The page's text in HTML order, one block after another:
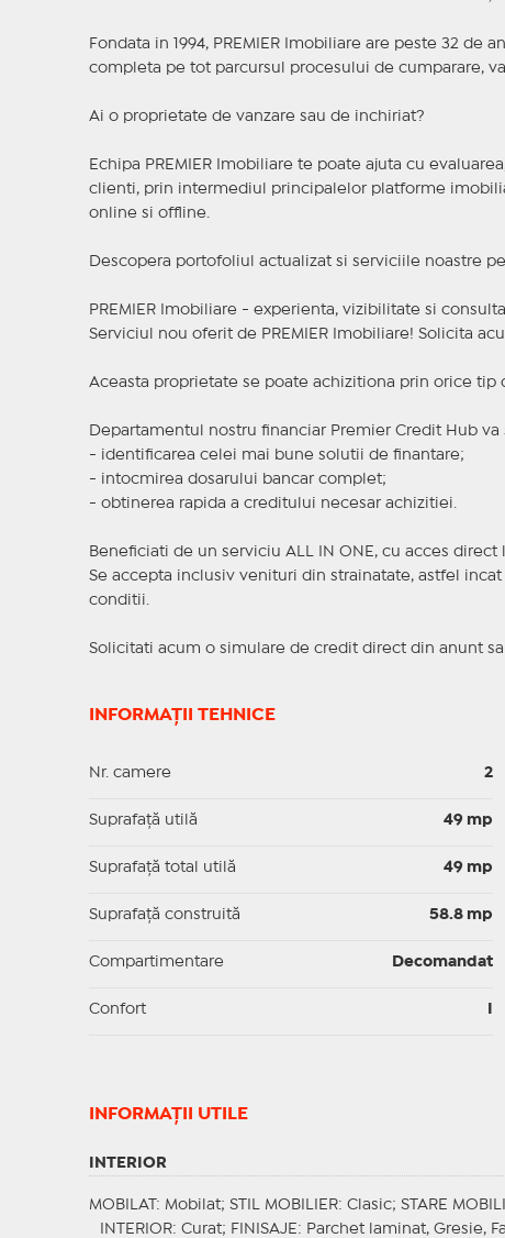
Fondata in 1994, PREMIER Imobiliare are peste 32
completa pe tot parcursul procesului de cumparare,
Ai o proprietate de vanzare sau de inchiriat?
Echipa PREMIER Imobiliare te poate ajuta cu
clienti, prin intermediul principalelor platforme
online si offline.
Descopera portofoliul actualizat si serviciile noastre
PREMIER Imobiliare - experienta, vizibilitate si
Serviciul nou oferit de PREMIER Imobiliare! Solicita
Aceasta proprietate se poate achizitiona prin orice tip
Departamentul nostru financiar Premier Credit Hub
- identificarea celei mai bune solutii de finantare;
- intocmirea dosarului bancar complet;
- obtinerea rapida a creditului necesar achizitiei.
Beneficiati de un serviciu ALL IN ONE, cu acces
Se accepta inclusiv venituri din strainatate, astfel
conditii.
Solicitati acum o simulare de credit direct din anunt
INFORMAȚII TEHNICE
Nr. camere 2
Suprafaţă utilă 49 mp
Suprafaţă total utilă 49 mp
Suprafaţă construită 58.8 mp
Compartimentare Decomandat
Confort
INFORMAŢII UTILE
INTERIOR
MOBILAT : Mobilat; STIL MOBILIER: Clasic; STARE
INTERIOR: Curat; FINISAJE : Parchet laminat, Gresie,